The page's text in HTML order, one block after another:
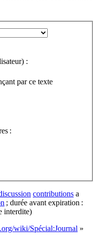
:
par ce texte
:
contributions a
; durée avant expiration :
interdite)
wiki/Spécial:Journal »